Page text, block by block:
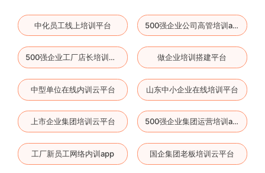
中化员工线上培训平台 500强企业公司高管培训app
500强企业工厂店长培训平台 做企业培训搭建平台
中型单位在线内训云平台 山东中小企业在线培训平台
上市企业集团培训云平台 500强企业集团运营培训app
工厂新员工网络内训app 国企集团老板培训云平台